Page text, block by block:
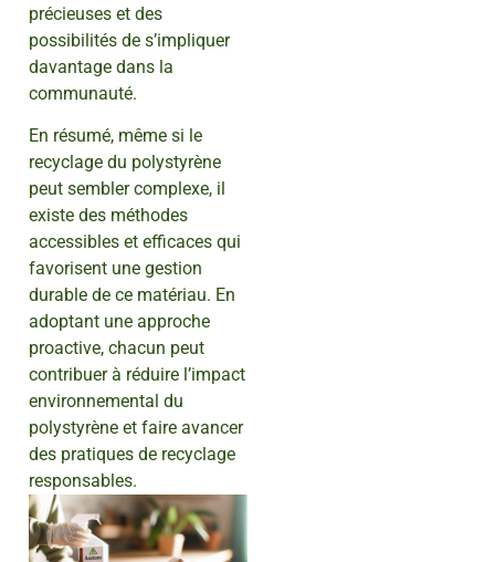
précieuses et des
possibilités de s’impliquer
davantage dans la
communauté.
En résumé, même si le
recyclage du polystyrène
peut sembler complexe, il
existe des méthodes
accessibles et efficaces qui
favorisent une gestion
durable de ce matériau. En
adoptant une approche
proactive, chacun peut
contribuer à réduire l’impact
environnemental du
polystyrène et faire avancer
des pratiques de recyclage
responsables.